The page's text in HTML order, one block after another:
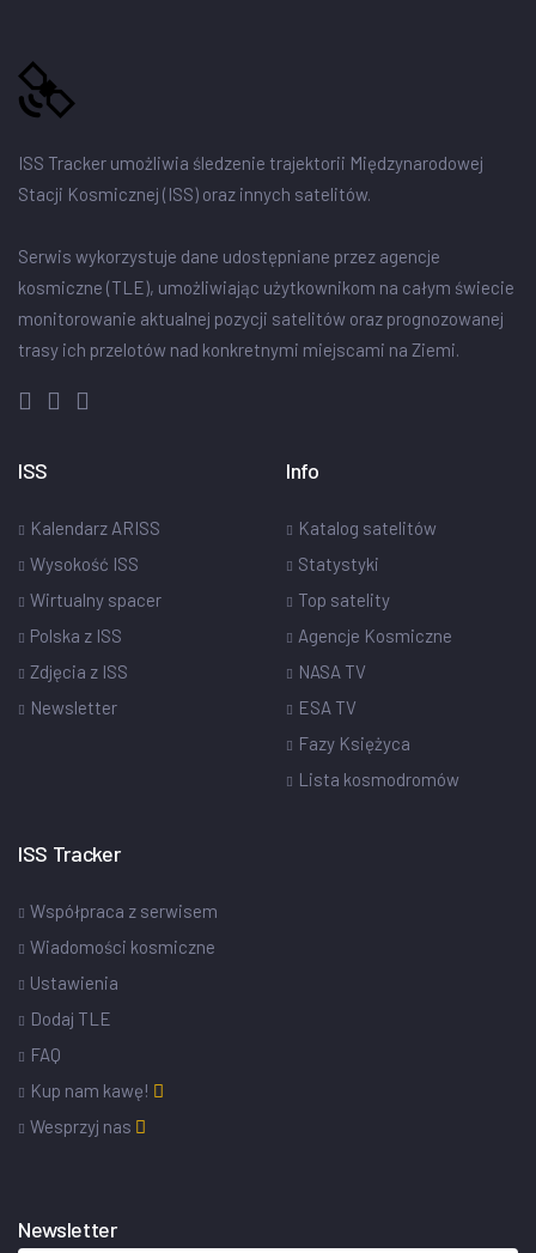
ISS Tracker umożliwia śledzenie trajektorii Międzynarodowej
Stacji Kosmicznej (ISS) oraz innych satelitów.
Serwis wykorzystuje dane udostępniane przez agencje
kosmiczne (TLE), umożliwiając użytkownikom na całym świecie
monitorowanie aktualnej pozycji satelitów oraz prognozowanej
trasy ich przelotów nad konkretnymi miejscami na Ziemi.
ISS
Kalendarz ARISS
Wysokość ISS
Wirtualny spacer
Polska z ISS
Zdjęcia z ISS
Newsletter
Info
Katalog satelitów
Statystyki
Top satelity
Agencje Kosmiczne
NASA TV
ESA TV
Fazy Księżyca
Lista kosmodromów
ISS Tracker
Współpraca z serwisem
Wiadomości kosmiczne
Ustawienia
Dodaj TLE
FAQ
Kup nam kawę!
Wesprzyj nas
Newsletter